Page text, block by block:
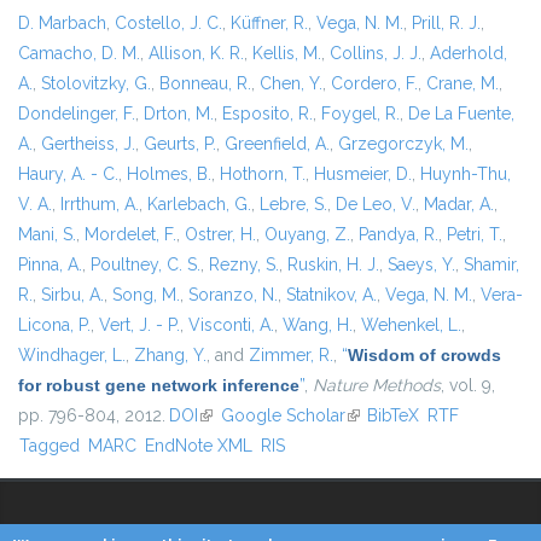
D. Marbach, Costello, J. C., Küffner, R., Vega, N. M., Prill, R. J.,
Camacho, D. M., Allison, K. R., Kellis, M., Collins, J. J., Aderhold,
A., Stolovitzky, G., Bonneau, R., Chen, Y., Cordero, F., Crane, M.,
Dondelinger, F., Drton, M., Esposito, R., Foygel, R., De La Fuente,
A., Gertheiss, J., Geurts, P., Greenfield, A., Grzegorczyk, M.,
Haury, A. - C., Holmes, B., Hothorn, T., Husmeier, D., Huynh-Thu,
V. A., Irrthum, A., Karlebach, G., Lebre, S., De Leo, V., Madar, A.,
Mani, S., Mordelet, F., Ostrer, H., Ouyang, Z., Pandya, R., Petri, T.,
Pinna, A., Poultney, C. S., Rezny, S., Ruskin, H. J., Saeys, Y., Shamir,
R., Sirbu, A., Song, M., Soranzo, N., Statnikov, A., Vega, N. M., Vera-
Licona, P., Vert, J. - P., Visconti, A., Wang, H., Wehenkel, L.,
Windhager, L., Zhang, Y., and Zimmer, R., “Wisdom of crowds
for robust gene network inference”, Nature Methods, vol. 9,
pp. 796-804, 2012. DOI (link is external)
Google Scholar(link is external)
BibTeX RTF
Tagged MARC EndNote XML RIS